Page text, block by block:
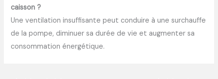
caisson ?
Une ventilation insuffisante peut conduire à une surchauffe
de la pompe, diminuer sa durée de vie et augmenter sa
consommation énergétique.